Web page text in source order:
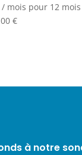
/ mois pour 12
€
à notre